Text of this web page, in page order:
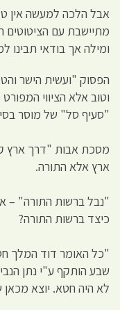
אבל הלכה למעשה אין
מתיישבת עם הציטוטים
ומילה אך בודאי תבינו
הפסוק "ועשית הישר
וטוב אלא הציווי
"סעיף סל" של מוסר
מסכת אבות "דרך ארץ
ארץ אלא התורה.
"נבל ברשות התורה" –
כיצד ברשות התורה?
"כל האומר דוד המלך
שבע הותקף ע"י נתן
לא היה חטא. יוצא